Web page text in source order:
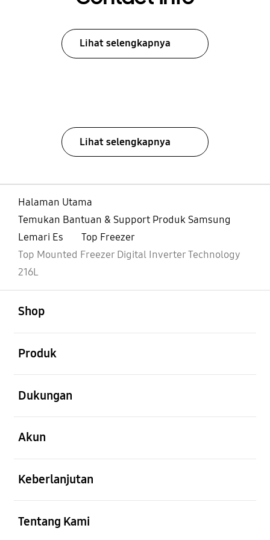
Lihat selengkapnya
Lihat selengkapnya
Halaman Utama
Temukan Bantuan & Support Produk Samsung
Lemari Es
Top Freezer
Top Mounted Freezer Digital Inverter Technology
216L
Shop
Produk
Dukungan
Akun
Keberlanjutan
Tentang Kami